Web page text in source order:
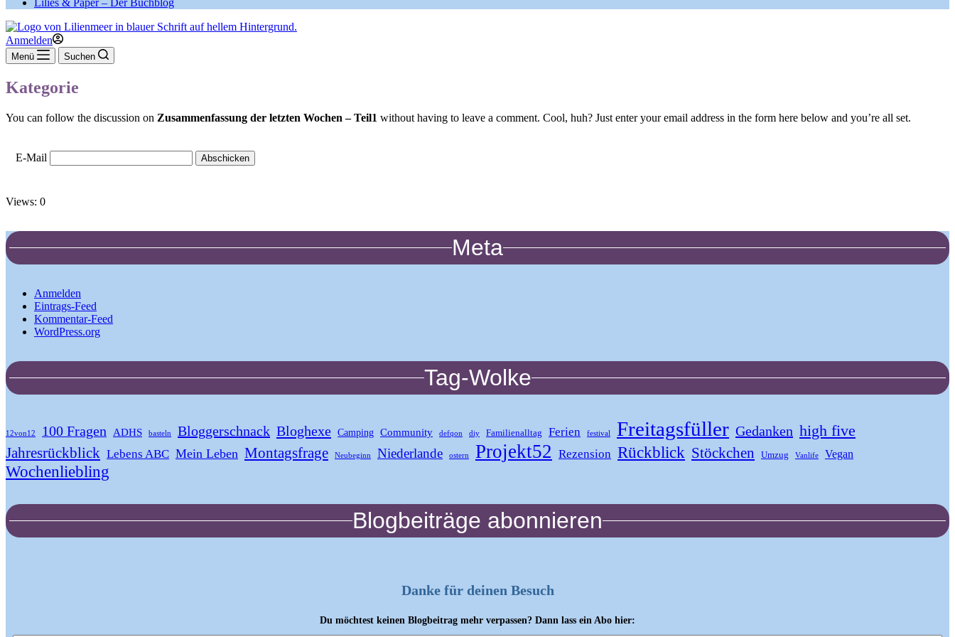
Lilies & Paper – Der Buchblog
Anmelden
Menü Suchen
Kategorie
You can follow the discussion on Zusammenfassung der letzten Wochen – Teil1 without having to leave a comment. Cool, huh? Just enter your email address in the form here below and you’re all set.
E-Mail
Views: 0
Meta
Anmelden
Eintrags-Feed
Kommentar-Feed
WordPress.org
Tag-Wolke
12von12 100 Fragen ADHS basteln Bloggerschnack Bloghexe Camping Community defqon diy Familienalltag Ferien festival Freitagsfüller Gedanken high five
Jahresrückblick Lebens ABC Mein Leben Montagsfrage Neubeginn Niederlande ostern Projekt52 Rezension Rückblick Stöckchen Umzug Vanlife Vegan
Wochenliebling
Blogbeiträge abonnieren
Danke für deinen Besuch
Du möchtest keinen Blogbeitrag mehr verpassen? Dann lass ein Abo hier: